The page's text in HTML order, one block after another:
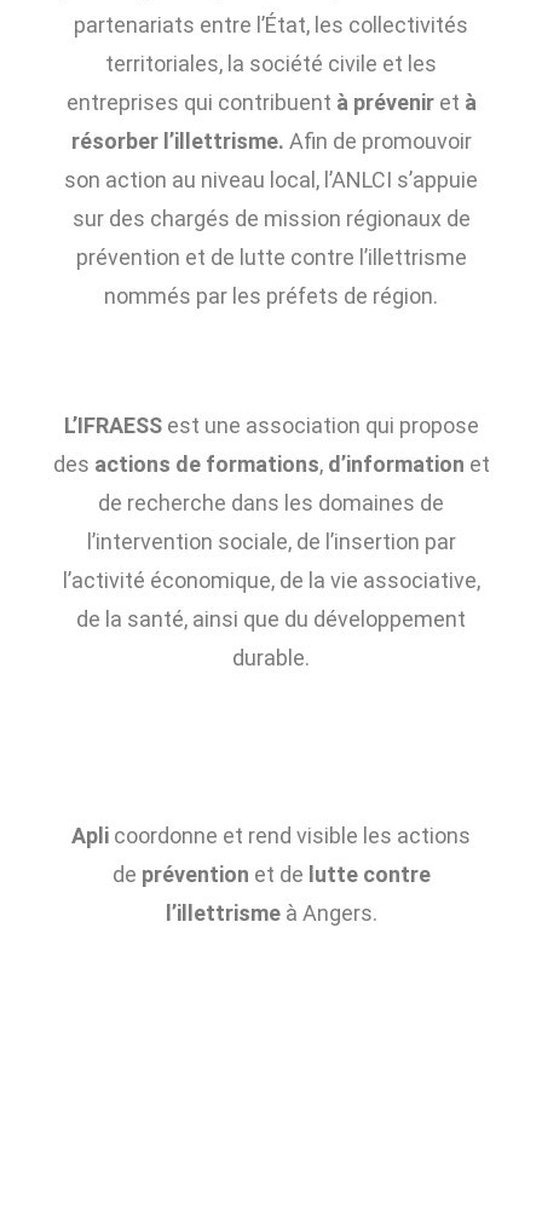
partenariats entre l’État, les collectivités
territoriales, la société civile et les
entreprises qui contribuent à préveniret à
résorber l’illettrisme. Afin de promouvoir
son action au niveau local, l’ANLCI s’appuie
sur des chargés de mission régionaux de
prévention et de lutte contre l’illettrisme
nommés par les préfets de région.
L’IFRAESS est une association qui propose
des actions de formations, d’information et
de recherche dans les domaines de
l’intervention sociale, de l’insertion par
l’activité économique, de la vie associative,
de la santé, ainsi que du développement
durable.
Apli coordonne et rend visible les actions
de prévention et de lutte contre
l’illettrismeà Angers.